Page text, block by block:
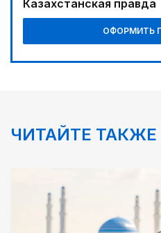
05:30
Каникулы в седле
06:00
Пора получать из
Требования к
Казахстанская правда
ОФОРМИТЬ
ЧИТАЙТЕ ТАКЖЕ